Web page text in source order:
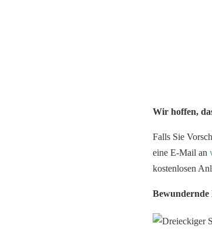
Wir hoffen,
Falls Sie
eine E-Mail an
kostenlosen